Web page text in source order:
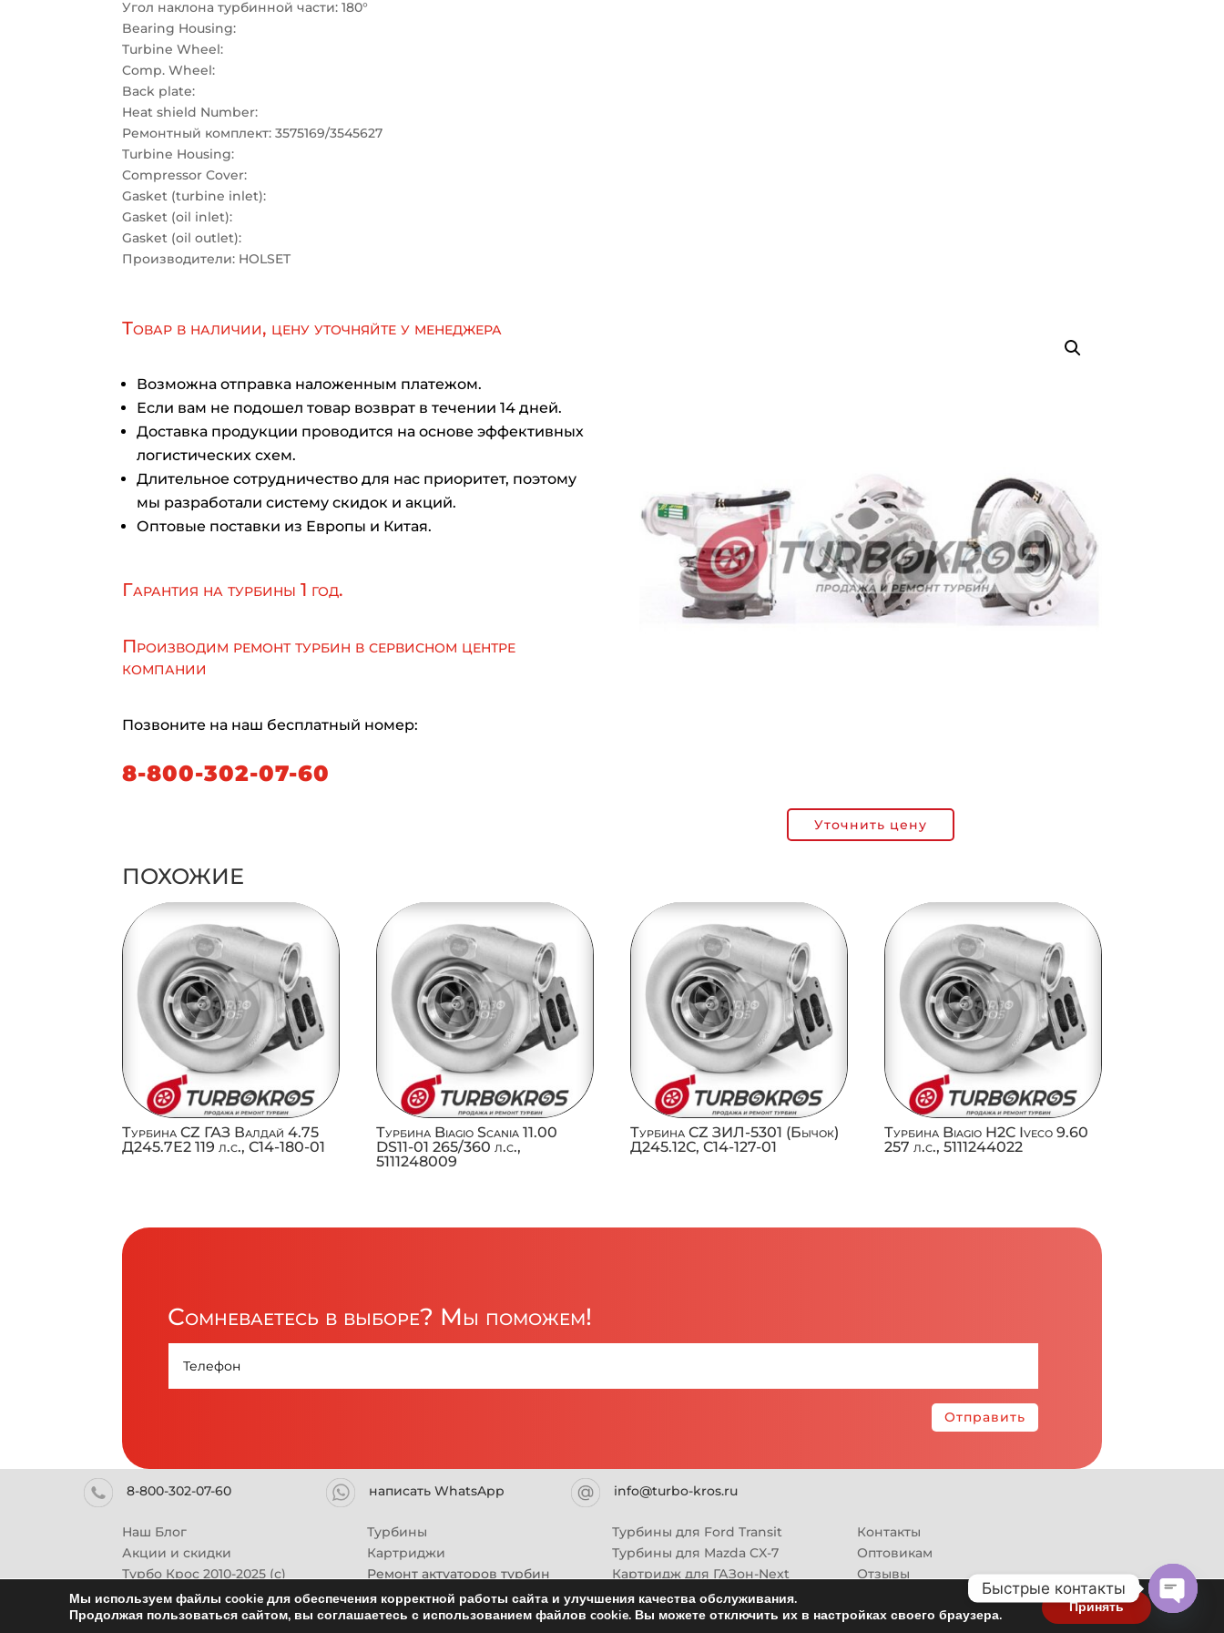
Угол наклона турбинной части: 180°
Bearing Housing:
Turbine Wheel:
Comp. Wheel:
Back plate:
Heat shield Number:
Ремонтный комплект: 3575169/3545627
Turbine Housing:
Compressor Cover:
Gasket (turbine inlet):
Gasket (oil inlet):
Gasket (oil outlet):
Производители: HOLSET
Товар в наличии, цену уточняйте у менеджера
Возможна отправка наложенным платежом.
Если вам не подошел товар возврат в течении 14 дней.
Доставка продукции проводится на основе эффективных
логистических схем.
Длительное сотрудничество для нас приоритет, поэтому
мы разработали систему скидок и акций.
Оптовые поставки из Европы и Китая.
Гарантия на турбины 1 год.
Производим ремонт турбин в сервисном центре
компании
Позвоните на наш бесплатный номер:
8-800-302-07-60
Уточнить цену
ПОХОЖИЕ
Турбина CZ ГАЗ Валдай 4.75
Д245.7Е2 119 л.с., C14-180-01
Турбина Biagio Scania 11.00
DS11-01 265/360 л.с.,
5111248009
Турбина CZ ЗИЛ-5301 (Бычок)
Д245.12С, C14-127-01
Турбина Biagio H2C Iveco 9.60
257 л.с., 5111244022
Сомневаетесь в выборе? Мы поможем!
Отправить
8-800-302-07-60 написать WhatsApp info@turbo-kros.ru
Наш Блог
Акции и скидки
Турбо Крос 2010-2025 (с)
Турбины
Картриджи
Ремонт актуаторов турбин
Турбины для Ford Transit
Турбины для Mazda CX-7
Картридж для ГАЗон-Next
Турбины HINO (Хино)
Купить новую турбину
Контакты
Оптовикам
Отзывы
Мы используем файлы cookie для обеспечения корректной работы сайта и улучшения качества обслуживания.
Продолжая пользоваться сайтом, вы соглашаетесь с использованием файлов cookie. Вы можете отключить их в настройках своего браузера.
Принять
Быстрые контакты